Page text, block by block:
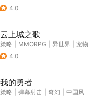
4.0
云上城之歌
策略 MMORPG 异世界
宠物
4.0
我的勇者
策略 弹幕射击 奇幻
中国风